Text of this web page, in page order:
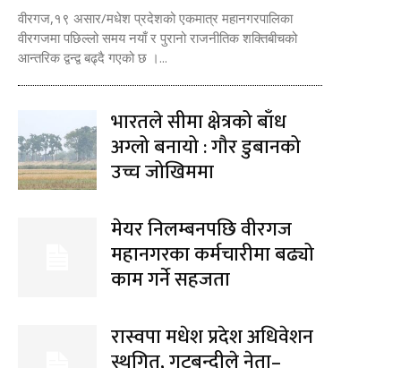
वीरगज,१९ असार/मधेश प्रदेशको एकमात्र महानगरपालिका
वीरगजमा पछिल्लो समय नयाँ र पुरानो राजनीतिक शक्तिबीचको
आन्तरिक द्वन्द्व बढ्दै गएको छ ।...
भारतले सीमा क्षेत्रको बाँध
अग्लो बनायो : गौर डुबानको
उच्च जोखिममा
मेयर निलम्बनपछि वीरगज
महानगरका कर्मचारीमा बढ्यो
काम गर्ने सहजता
रास्वपा मधेश प्रदेश अधिवेशन